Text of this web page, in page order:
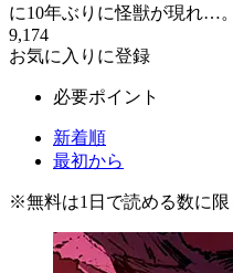
に10年ぶりに怪獣が現れ…
9,174
お気に入りに登録
必要ポイント
新着順
最初から
※無料は1日で読める数に限